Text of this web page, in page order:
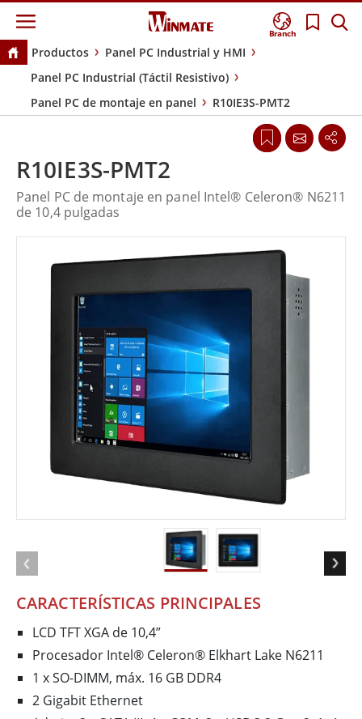
Branch
Productos
Panel PC Industrial y HMI
Panel PC Industrial (Táctil Resistivo)
Panel PC de montaje en panel
R10IE3S-PMT2
CARACTERÍSTICAS PRINCIPALES
LCD TFT XGA de 10,4”
Procesador Intel® Celeron® Elkhart Lake N6211
1 x SO-DIMM, máx. 16 GB DDR4
2 Gigabit Ethernet
R10IE3S-PMT2
Panel PC de montaje en panel Intel® Celeron® N6211
de 10,4 pulgadas